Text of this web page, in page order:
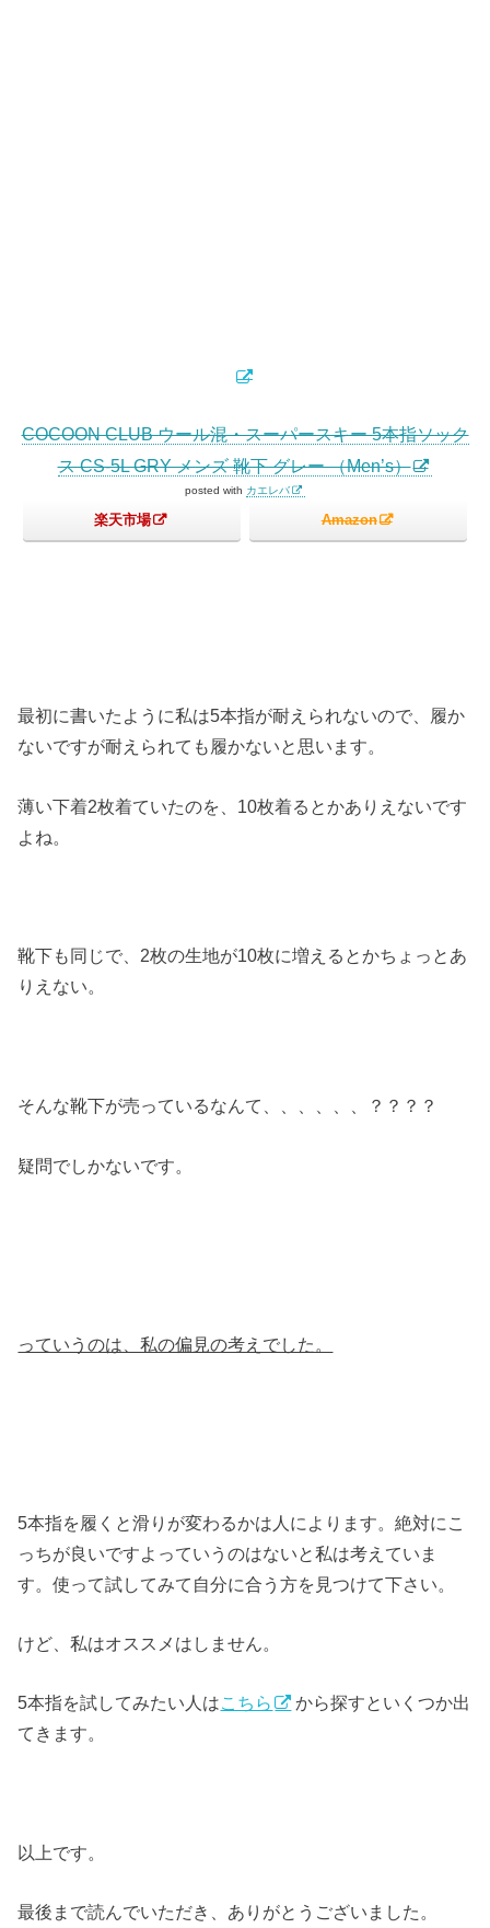
COCOON CLUB ウール混・スーパースキー 5本指ソック
ス CS-5L GRY メンズ 靴下 グレー （Men’s）
posted with カエレバ
楽天市場 Amazon
最初に書いたように私は5本指が耐えられないので、履か
ないですが耐えられても履かないと思います。
薄い下着2枚着ていたのを、10枚着るとかありえないです
よね。
靴下も同じで、2枚の生地が10枚に増えるとかちょっとあ
りえない。
そんな靴下が売っているなんて、、、、、、？？？？
疑問でしかないです。
っていうのは、私の偏見の考えでした。
5本指を履くと滑りが変わるかは人によります。絶対にこ
っちが良いですよっていうのはないと私は考えていま
す。使って試してみて自分に合う方を見つけて下さい。
けど、私はオススメはしません。
5本指を試してみたい人はこちら
から探すといくつか出
てきます。
以上です。
最後まで読んでいただき、ありがとうございました。